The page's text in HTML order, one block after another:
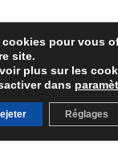
pour vous
site.
plus sur les
dans
Réglages